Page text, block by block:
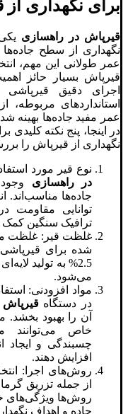
برای نگهداری
قیرپاش در راهسازی
نگهداری از سطح
عمر طولانی این مهم،
قیرپاش بسیار حائز
اجرای دقیق
استانداردهای مربوطه،
عمر مفید جاده‌ها بهینه
در اینجا، پنج نکته کلیدی
نگهداری از قیرپاش را
نوع قیر مورد
در راهسازی
جاده‌ها مناسب‌اند.
توانایی مقاومت
ترافیک سنگین
غلظت قیر: غلظت
شده برای
2.5% به تولید
می‌شود.
مواد افزودنی:
در دستگاه
آن را بهبود بخشد.
خاص می‌توانند
چسبندگی و ایجاد
افزایش دهند.
روش‌های اجرا:
از جمله تزریق
روش‌ها ویژگی‌های
جاده و اهداف